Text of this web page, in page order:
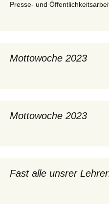
Presse- und
Mottowoche 2023
Mottowoche 2023
Fast alle unsrer